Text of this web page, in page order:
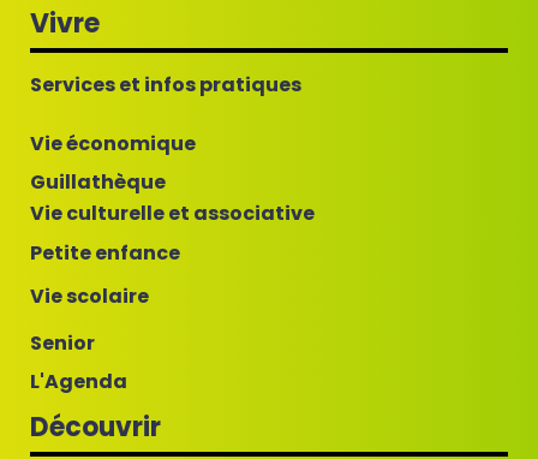
Vivre
Services et infos pratiques
Vie économique
Guillathèque
Vie culturelle et associative
Petite enfance
Vie scolaire
Senior
L'Agenda
Découvrir